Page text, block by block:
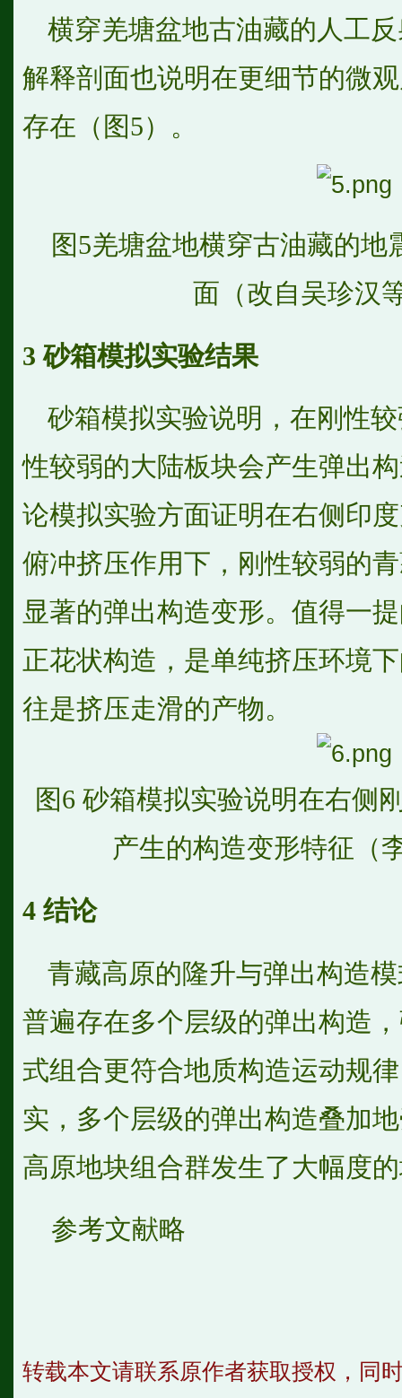
横穿羌塘盆地古油藏的人工
解释剖面也说明在更细节的微
存在（图5）。
图5羌塘盆地横穿古油藏的
面（改自吴珍汉
3砂箱模拟实验结果
砂箱模拟实验说明，在刚性
性较弱的大陆板块会产生弹出
论模拟实验方面证明在右侧印
俯冲挤压作用下，刚性较弱的
显著的弹出构造变形。值得一
正花状构造，是单纯挤压环境
往是挤压走滑的产物。
图6 砂箱模拟实验说明在右侧
产生的构造变形特征（
4 结论
青藏高原的隆升与弹出构造
普遍存在多个层级的弹出构造
式组合更符合地质构造运动规
实，多个层级的弹出构造叠加
高原地块组合群发生了大幅度
参考文献略
转载本文请联系原作者获取授权，同